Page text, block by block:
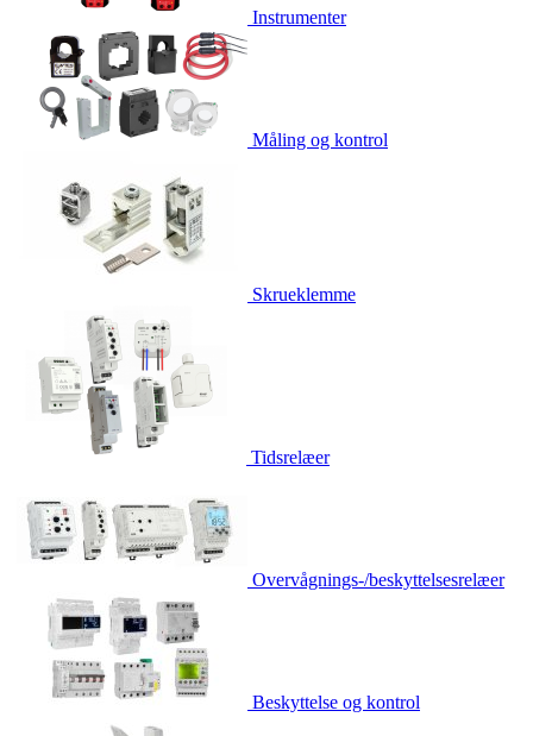
Instrumenter
Måling og kontrol
Skrueklemme
Tidsrelæer
Overvågnings-/beskyttelsesrelæer
Beskyttelse og kontrol